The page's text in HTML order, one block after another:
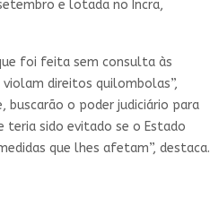
e lotada no Incra,
foi feita sem consulta às
direitos quilombolas”,
buscarão o poder judiciário para
teria sido evitado se o Estado
que lhes afetam”, destaca.